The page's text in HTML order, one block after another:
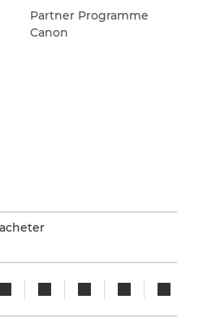
Partner Programme
Canon